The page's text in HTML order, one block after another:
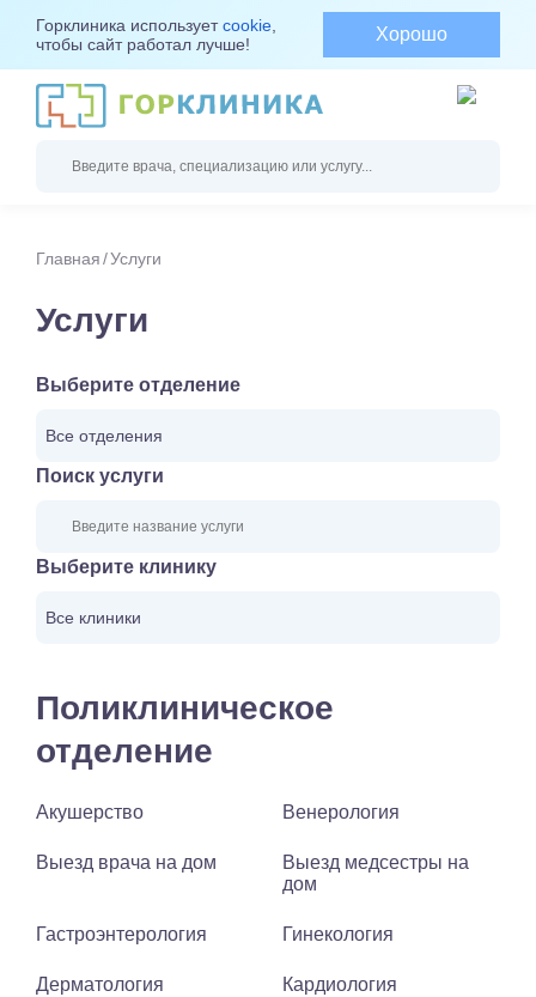
Горклиника используетcookie
чтобы сайт работал лучше!
Хорошо
Главная Услуги
Услуги
Выберите отделение
Все отделения
Поиск услуги
Выберите клинику
Все клиники
Поликлиническое
отделение
Акушерство Венерология
Выезд врача на дом
Выезд медсестры на
дом
Гастроэнтерология Гинекология
Дерматология Кардиология